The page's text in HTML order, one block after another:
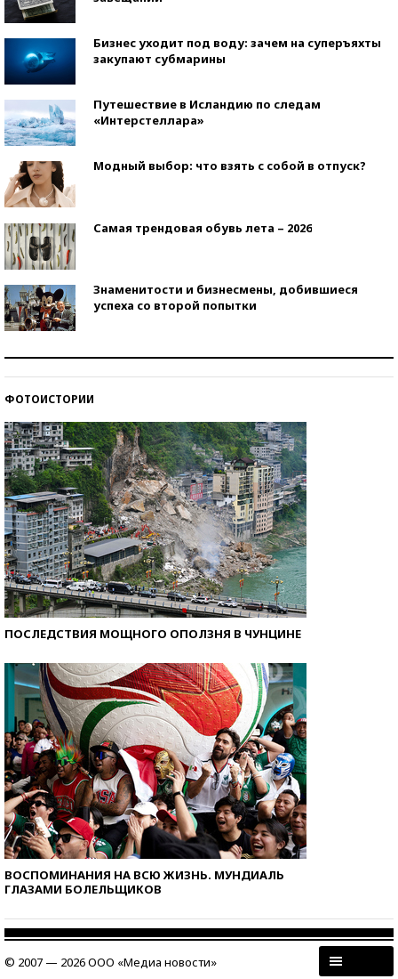
Бизнес уходит под воду: зачем на суперъяхты
закупают субмарины
Путешествие в Исландию по следам
«Интерстеллара»
Модный выбор: что взять с собой в отпуск?
Самая трендовая обувь лета – 2026
Знаменитости и бизнесмены, добившиеся
успеха со второй попытки
ФОТОИСТОРИИ
ПОСЛЕДСТВИЯ МОЩНОГО ОПОЛЗНЯ В ЧУНЦИНЕ
ВОСПОМИНАНИЯ НА ВСЮ ЖИЗНЬ. МУНДИАЛЬ
ГЛАЗАМИ БОЛЕЛЬЩИКОВ
© 2007 — 2026 ООО «Медиа новости»